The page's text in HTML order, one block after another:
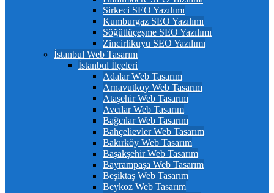
Sirkeci SEO Yazılımı
Kumburgaz SEO Yazılımı
Söğütlüçeşme SEO Yazılımı
Zincirlikuyu SEO Yazılımı
İstanbul Web Tasarım
İstanbul İlçeleri
Adalar Web Tasarım
Arnavutköy Web Tasarım
Ataşehir Web Tasarım
Avcılar Web Tasarım
Bağcılar Web Tasarım
Bahçelievler Web Tasarım
Bakırköy Web Tasarım
Başakşehir Web Tasarım
Bayrampaşa Web Tasarım
Beşiktaş Web Tasarım
Beykoz Web Tasarım